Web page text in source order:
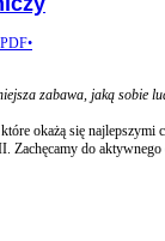
zabawa, jaką sobie
okażą się
do aktywnego